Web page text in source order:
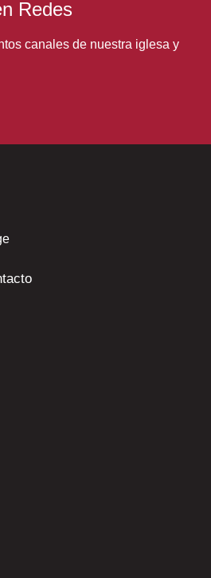
Redes
canales de nuestra iglesa y